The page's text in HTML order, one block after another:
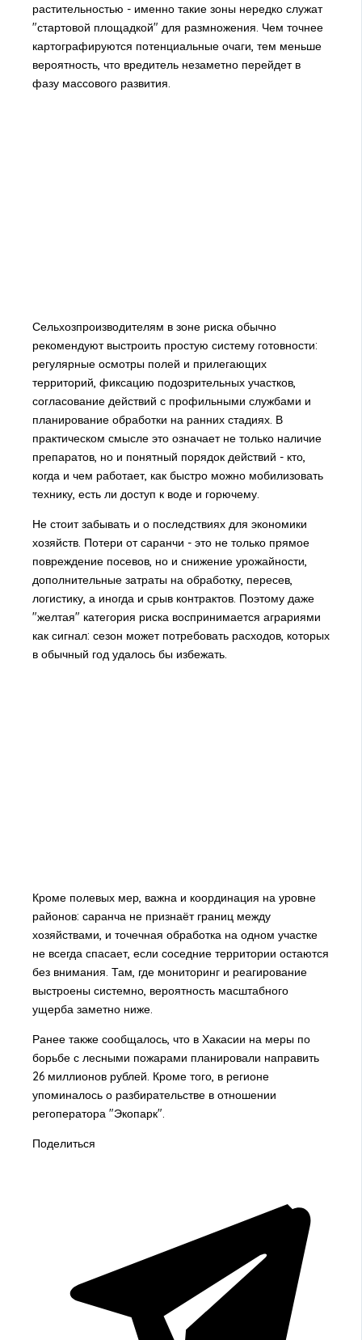
растительностью - именно такие зоны нередко служат
"стартовой площадкой" для размножения. Чем точнее
картографируются потенциальные очаги, тем меньше
вероятность, что вредитель незаметно перейдет в
фазу массового развития.
Сельхозпроизводителям в зоне риска обычно
рекомендуют выстроить простую систему готовности:
регулярные осмотры полей и прилегающих
территорий, фиксацию подозрительных участков,
согласование действий с профильными службами и
планирование обработки на ранних стадиях. В
практическом смысле это означает не только наличие
препаратов, но и понятный порядок действий - кто,
когда и чем работает, как быстро можно мобилизовать
технику, есть ли доступ к воде и горючему.
Не стоит забывать и о последствиях для экономики
хозяйств. Потери от саранчи - это не только прямое
повреждение посевов, но и снижение урожайности,
дополнительные затраты на обработку, пересев,
логистику, а иногда и срыв контрактов. Поэтому даже
"желтая" категория риска воспринимается аграриями
как сигнал: сезон может потребовать расходов, которых
в обычный год удалось бы избежать.
Кроме полевых мер, важна и координация на уровне
районов: саранча не признаёт границ между
хозяйствами, и точечная обработка на одном участке
не всегда спасает, если соседние территории остаются
без внимания. Там, где мониторинг и реагирование
выстроены системно, вероятность масштабного
ущерба заметно ниже.
Ранее также сообщалось, что в Хакасии на меры по
борьбе с лесными пожарами планировали направить
26 миллионов рублей. Кроме того, в регионе
упоминалось о разбирательстве в отношении
регоператора "Экопарк".
Поделиться